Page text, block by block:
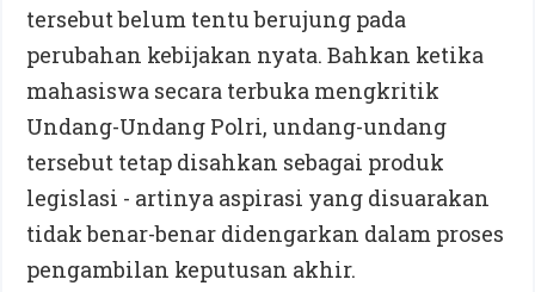
tersebut belum tentu berujung pada
perubahan kebijakan nyata. Bahkan ketika
mahasiswa secara terbuka mengkritik
Undang-Undang Polri, undang-undang
tersebut tetap disahkan sebagai produk
legislasi - artinya aspirasi yang disuarakan
tidak benar-benar didengarkan dalam proses
pengambilan keputusan akhir.